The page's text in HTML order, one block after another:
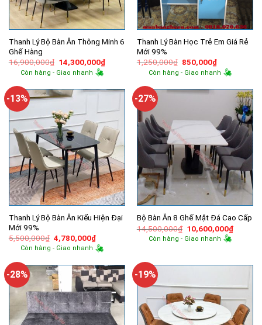
Thanh Lý Bộ Bàn Ăn Thông Minh 6
Ghế Hàng
16,900,000₫ Giá
gốc
là:
14,300,000₫Giá
hiện
14,300,000₫.
Còn hàng - Giao nhanh
Thanh Lý Bàn Học Trẻ Em Giá Rẻ
Mới 99%
1,250,000₫ Giá
gốc
là:
850,000₫Giá
hiện
tại
850,000₫.
Còn hàng - Giao nhanh
-13%
Thanh Lý Bộ Bàn Ăn Kiểu Hiện Đại
Mới 99%
5,500,000₫ Giá
gốc
là:
4,780,000₫Giá
hiện
tại
4,780,000₫.
Còn hàng - Giao nhanh
-27%
Bộ Bàn Ăn 8 Ghế Mặt Đá Cao Cấp
14,500,000₫ Giá
gốc
là:
10,600,000₫Giá
hiện
Còn hàng - Giao nhanh
-28% -19%